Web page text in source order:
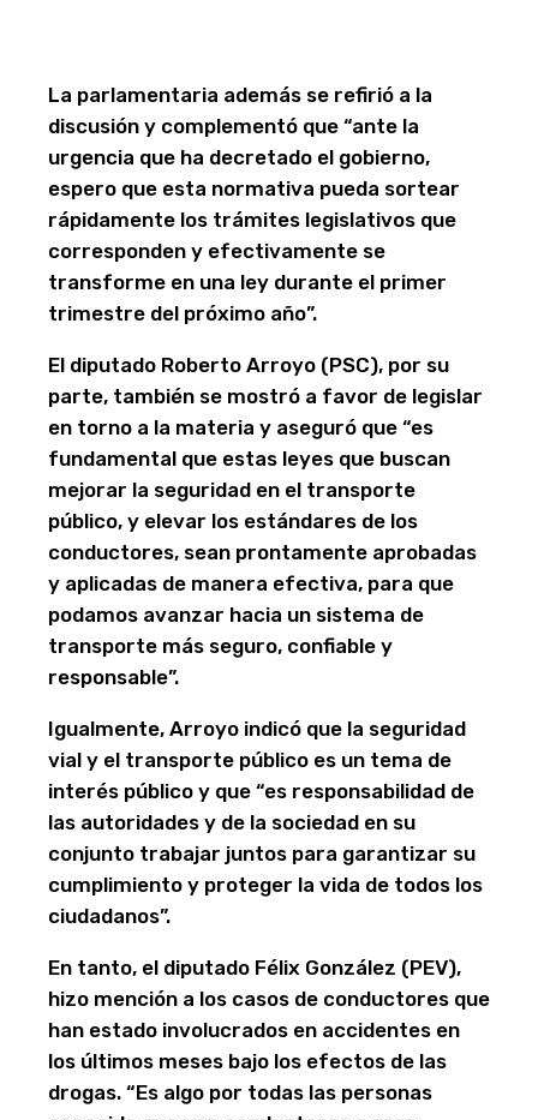
La parlamentaria además se refirió a la
discusión y complementó que “ante la
urgencia que ha decretado el gobierno,
espero que esta normativa pueda sortear
rápidamente los trámites legislativos que
corresponden y efectivamente se
transforme en una ley durante el primer
trimestre del próximo año”.
El diputado Roberto Arroyo (PSC), por su
parte, también se mostró a favor de legislar
en torno a la materia y aseguró que “es
fundamental que estas leyes que buscan
mejorar la seguridad en el transporte
público, y elevar los estándares de los
conductores, sean prontamente aprobadas
y aplicadas de manera efectiva, para que
podamos avanzar hacia un sistema de
transporte más seguro, confiable y
responsable”.
Igualmente, Arroyo indicó que la seguridad
vial y el transporte público es un tema de
interés público y que “es responsabilidad de
las autoridades y de la sociedad en su
conjunto trabajar juntos para garantizar su
cumplimiento y proteger la vida de todos los
ciudadanos”.
En tanto, el diputado Félix González (PEV),
hizo mención a los casos de conductores que
han estado involucrados en accidentes en
los últimos meses bajo los efectos de las
drogas. “Es algo por todas las personas